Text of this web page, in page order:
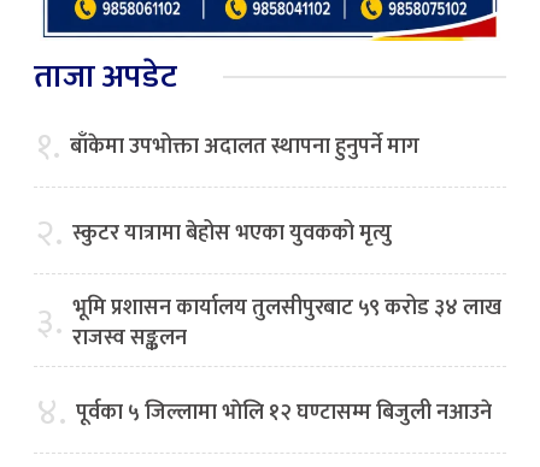
ताजा अपडेट
१. बाँकेमा उपभोक्ता अदालत स्थापना हुनुपर्ने माग
२. स्कुटर यात्रामा बेहोस भएका युवकको मृत्यु
३. भूमि प्रशासन कार्यालय तुलसीपुरबाट ५९ करोड ३४ लाख
राजस्व सङ्कलन
४. पूर्वका ५ जिल्लामा भाेलि १२ घण्टासम्म बिजुली नआउने